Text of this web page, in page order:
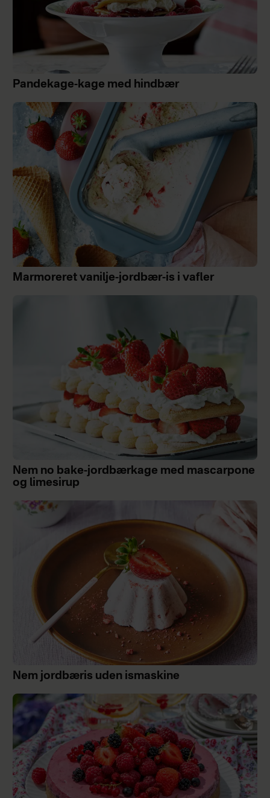
Pandekage-kage med hindbær
Marmoreret vanilje-jordbær-is i vafler
Nem no bake-jordbærkage med mascarpone
og limesirup
Nem jordbæris uden ismaskine